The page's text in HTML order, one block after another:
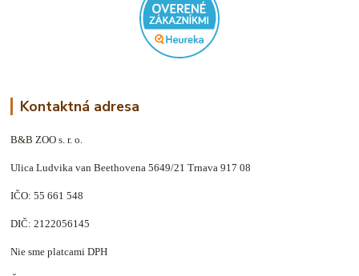
Kontaktná adresa
B&B ZOO s. r. o.
Ulica Ludvika van Beethovena 5649/21 Trnava 917 08
IČO: 55 661 548
DIČ: 2122056145
Nie sme platcami DPH